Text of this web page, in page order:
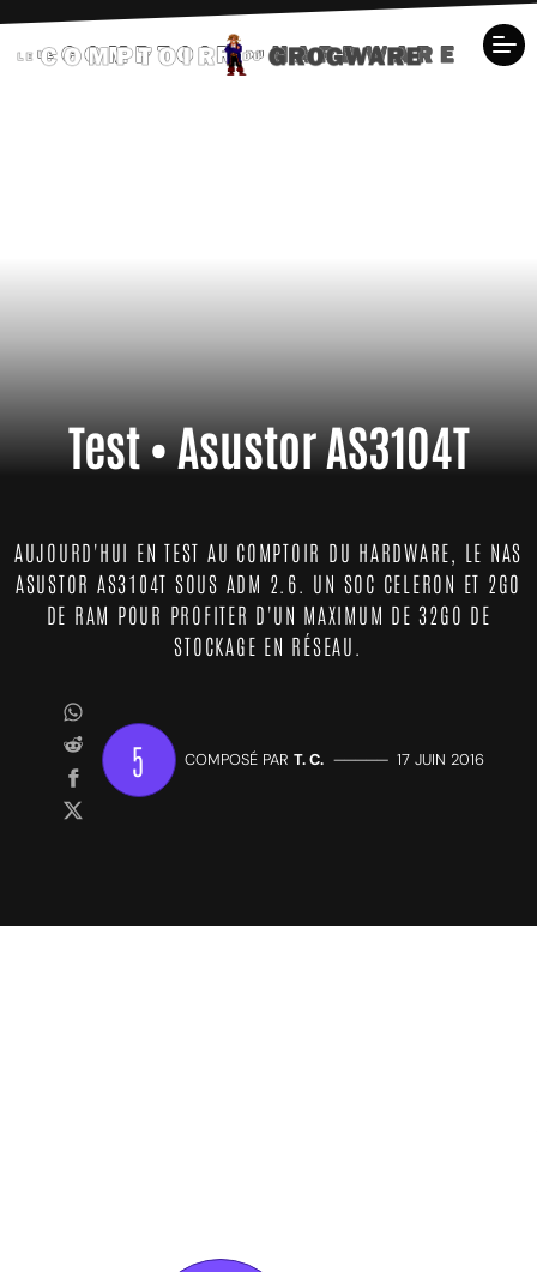
Test • Asustor AS3104T
AUJOURD'HUI EN TEST AU COMPTOIR DU HARDWARE, LE NAS
ASUSTOR AS3104T SOUS ADM 2.6. UN SOC CELERON ET 2GO
DE RAM POUR PROFITER D'UN MAXIMUM DE 32GO DE
STOCKAGE EN RÉSEAU.
5 COMPOSÉ PAR T. C. ————— 17 JUIN 2016